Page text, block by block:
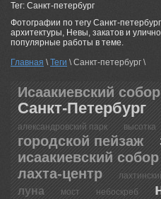
Тег: Санкт-петербург
Фотографии по тегу Санкт-
архитектуры, Невы, закатов и
популярные работы в теме.
Главная \Теги \ Санкт-петербург \
Исаакиевский собор
Санкт-Петербург
александровский парк
высотка
городской пейзаж
исаакиевский собор
лахта-центр
луна мост небоскреб